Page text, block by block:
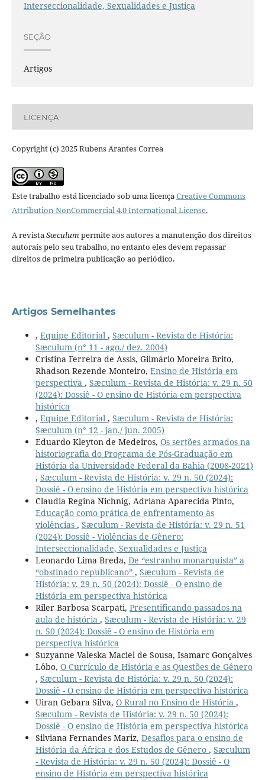
Interseccionalidade, Sexualidades e Justiça
SEÇÃO
Artigos
LICENÇA
Copyright (c) 2025 Rubens Arantes Correa
Este trabalho está licenciado sob uma licençaCreative Commons
Attribution-NonCommercial 4.0 International License.
A revistaSæculumpermite aos autores a manutenção dos direitos
autorais pelo seu trabalho, no entanto eles devem repassar
direitos de primeira publicação ao periódico.
Artigos Semelhantes
, Equipe Editorial , Sæculum - Revista de História:
Sæculum (n° 11 - ago./ dez. 2004)
Cristina Ferreira de Assis, Gilmário Moreira Brito,
Rhadson Rezende Monteiro, Ensino de História em
perspectiva , Sæculum - Revista de História: v. 29 n. 50
(2024): Dossiê - O ensino de História em perspectiva
histórica
, Equipe Editorial , Sæculum - Revista de História:
Sæculum (n° 12 - jan./ jun. 2005)
Eduardo Kleyton de Medeiros, Os sertões armados na
historiografia do Programa de Pós-Graduação em
História da Universidade Federal da Bahia (2008-2021)
, Sæculum - Revista de História: v. 29 n. 50 (2024):
Dossiê - O ensino de História em perspectiva histórica
Claudia Regina Nichnig, Adriana Aparecida Pinto,
Educação como prática de enfrentamento às
violências , Sæculum - Revista de História: v. 29 n. 51
(2024): Dossiê - Violências de Gênero:
Interseccionalidade, Sexualidades e Justiça
Leonardo Lima Breda, De “estranho monarquista” a
“obstinado republicano” , Sæculum - Revista de
História: v. 29 n. 50 (2024): Dossiê - O ensino de
História em perspectiva histórica
Riler Barbosa Scarpati, Presentificando passados na
aula de história , Sæculum - Revista de História: v. 29
n. 50 (2024): Dossiê - O ensino de História em
perspectiva histórica
Suzyanne Valeska Maciel de Sousa, Isamarc Gonçalves
Lôbo, O Currículo de História e as Questões de Gênero
, Sæculum - Revista de História: v. 29 n. 50 (2024):
Dossiê - O ensino de História em perspectiva histórica
Uiran Gebara Silva, O Rural no Ensino de História ,
Sæculum - Revista de História: v. 29 n. 50 (2024):
Dossiê - O ensino de História em perspectiva histórica
Silviana Fernandes Mariz, Desafios para o ensino de
História da África e dos Estudos de Gênero , Sæculum
- Revista de História: v. 29 n. 50 (2024): Dossiê - O
ensino de História em perspectiva histórica